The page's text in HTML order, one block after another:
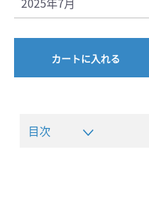
カートに入れる
目次